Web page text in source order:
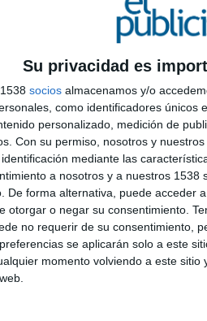
Su privacidad es
socios almacenamos y/o
como identificadores únicos
personalizado, medición de
Con su permiso, nosotros y
mediante las
a nosotros y a nuestros
De forma alternativa, puede acceder
otorgar o negar su consentimiento.
no requerir de su consentimiento,
se aplicarán solo a este
momento volviendo a este
fundamentales: la estadística
deben utilizar modelos
y predecir comportamientos.
más en estimaciones y
potentes capaces de
campañas dinámicamente
el uso de first-party